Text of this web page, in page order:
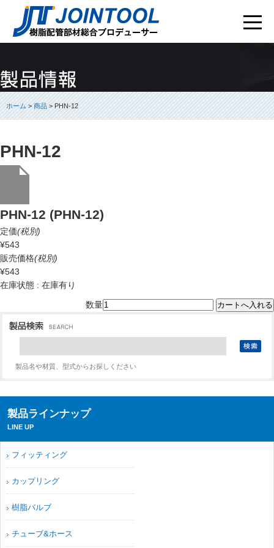
ホーム>商品> PHN-12
PHN-12
PHN-12 (PHN-12)
定価(税別)
¥543
販売価格(税別)
¥543
在庫状態 : 在庫有り
数量
製品名や材質、型式からお探しください
製品ラインナップ
LINE UP
フィッティング
カップリング
樹脂バルブ
チューブ&ホース